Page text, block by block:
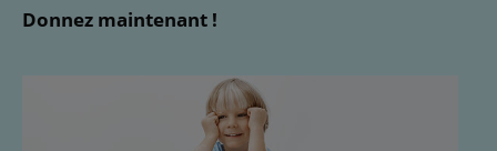
Donnez maintenant !